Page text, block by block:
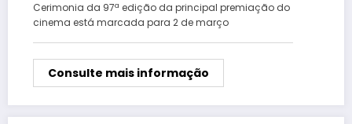
Cerimonia da 97ª edição da principal premiação do
cinema está marcada para 2 de março
Consulte mais informação